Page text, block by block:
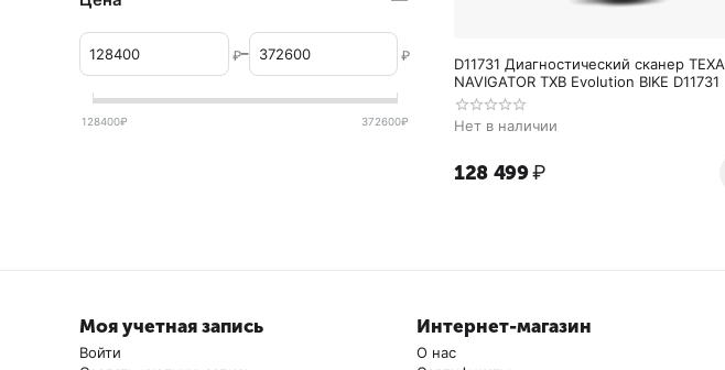
D11731 Диагностический сканер TEXA
NAVIGATOR TXB Evolution BIKE D11731
Нет в наличии
128 499₽
₽– ₽
128400₽ 372600₽
Моя учетная запись
Войти
Интернет-магазин
О нас